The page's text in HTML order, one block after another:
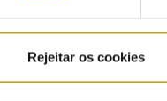
Rejeitar os cookies